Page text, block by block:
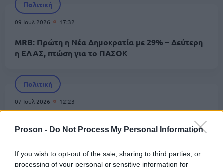
Proson - Do Not Process My Personal Information
If you wish to opt-out of the sale, sharing to third parties, or
processing of your personal or sensitive information for
Πολιτική
09 Ιουλ 2026 17:32
MRB: Πρώτη η Νέα Δημοκρατία με 29% – Δεύτερη
η ΕΛΑΣ, πτώση για το ΠΑΣΟΚ
Πολιτική
07 Ιουλ 2026 12:23
ενισχύεται η ΕΛΑΣ – Πιέσεις σε ΠΑΣΟΚ και ΣΥΡΙΖΑ
Πολιτική